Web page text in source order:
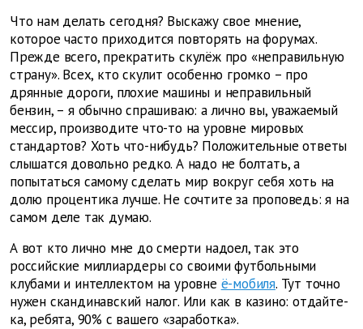
Что нам делать сегодня? Выскажу свое мнение,
которое часто приходится повторять на форумах.
Прежде всего, прекратить скулёж про «неправильную
страну». Всех, кто скулит особенно громко – про
дрянные дороги, плохие машины и неправильный
бензин, – я обычно спрашиваю: а лично вы, уважаемый
мессир, производите что-то на уровне мировых
стандартов? Хоть что-нибудь? Положительные ответы
слышатся довольно редко. А надо не болтать, а
попытаться самому сделать мир вокруг себя хоть на
долю процентика лучше. Не сочтите за проповедь: я на
самом деле так думаю.
А вот кто лично мне до смерти надоел, так это
российские миллиардеры со своими футбольными
клубами и интеллектом на уровне ё-мобиля. Тут точно
нужен скандинавский налог. Или как в казино: отдайте-
ка, ребята, 90% с вашего «заработка».